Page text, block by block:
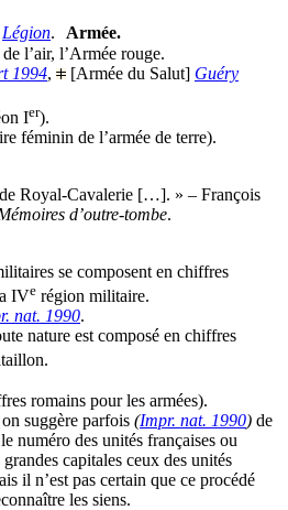
Légion.
Armée.
l’air, l’Armée rouge.
1994, [Armée du Salut] Guéry
Ier).
féminin de l’armée de terre).
Royal-Cavalerie […]. » – François
d’outre-tombe.
se composent en chiffres
IVe région militaire.
nat. 1990.
nature est composé en chiffres
romains pour les armées).
suggère parfois (Impr. nat. 1990) de
numéro des unités françaises ou
capitales ceux des unités
il n’est pas certain que ce procédé
les siens.